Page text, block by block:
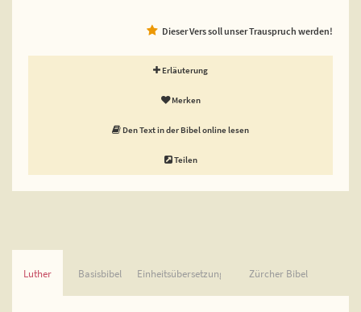
Dieser Vers soll unser Trauspruch werden!
Erläuterung
Merken
Den Text in der Bibel online lesen
Teilen
Luther Basisbibel Einheitsübersetzung Zürcher Bibel